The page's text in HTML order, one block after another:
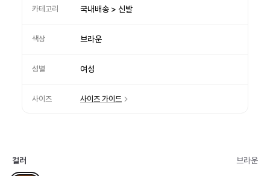
카테고리 국내배송 > 신발
색상 브라운
성별 여성
사이즈 사이즈 가이드
컬러 브라운